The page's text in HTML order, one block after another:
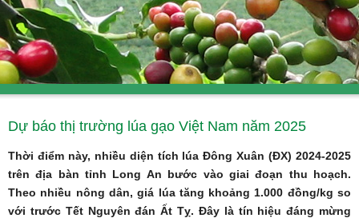
Dự báo thị trường lúa gạo Việt Nam năm 2025
Thời điểm này, nhiều diện tích lúa Đông Xuân (ĐX) 2024-2025
trên địa bàn tỉnh Long An bước vào giai đoạn thu hoạch.
Theo nhiều nông dân, giá lúa tăng khoảng 1.000 đồng/kg so
với trước Tết Nguyên đán Ất Tỵ. Đây là tín hiệu đáng mừng